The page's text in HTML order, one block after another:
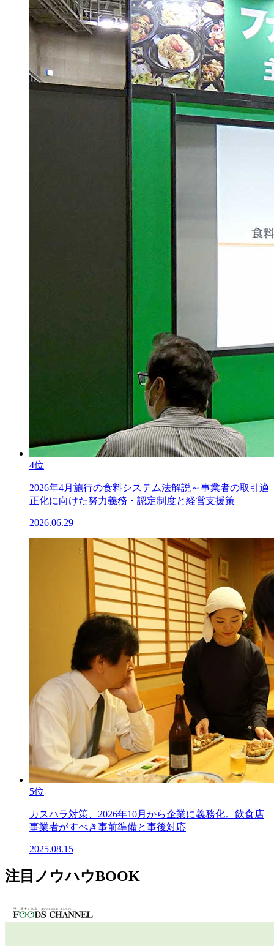
4位
2026年4月施行の食料システム法解説～事業者の取引適
正化に向けた努力義務・認定制度と経営支援策
2026.06.29
5位
カスハラ対策、2026年10月から企業に義務化。飲食店
事業者がすべき事前準備と事後対応
2025.08.15
注目ノウハウBOOK